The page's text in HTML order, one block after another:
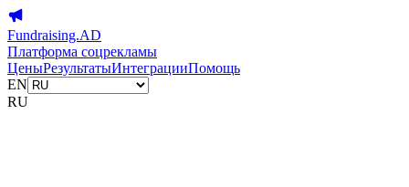
Fundraising.AD
Платформа соцрекламы
ЦеныРезультатыИнтеграцииПомощь
EN
RU